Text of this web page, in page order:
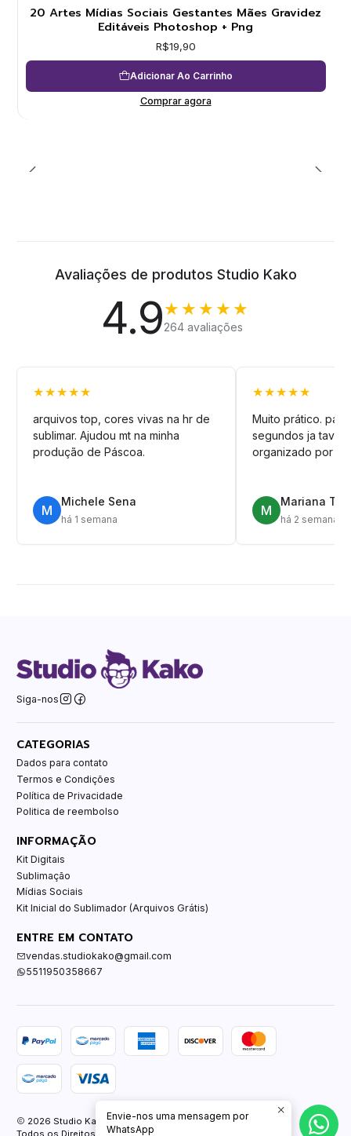
20 Artes Mídias Sociais Gestantes Mães Gravidez
Editáveis Photoshop + Png
R$19,90
Adicionar Ao Carrinho
Comprar agora
Avaliações de produtos Studio Kako
4.9★★★★★
264 avaliações
★★★★★
arquivos top, cores vivas na hr de
sublimar. Ajudou mt na minha
produção de Páscoa.
M
Michele Sena
há 1 semana
★★★★★
Muito prático.
segundos ja tava
organizado por
M
Mariana T.
há 2 semanas
Siga-nos
CATEGORIAS
Dados para contato
Termos e Condições
Política de Privacidade
Politica de reembolso
INFORMAÇÃO
Kit Digitais
Sublimação
Mídias Sociais
Kit Inicial do Sublimador (Arquivos Grátis)
ENTRE EM CONTATO
vendas.studiokako@gmail.com
5511950358667
2026 Studio Kako.
Todos os Direitos Reservados.
Envie-nos uma mensagem por
WhatsApp